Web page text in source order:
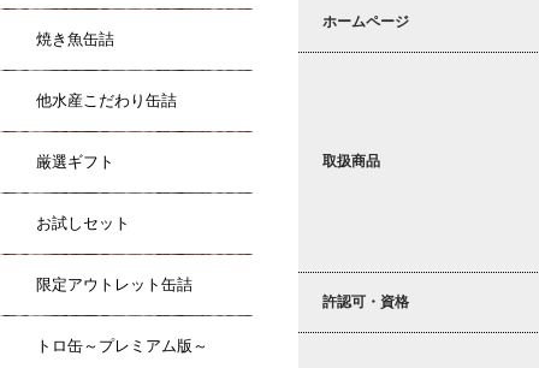
ホームページ
取扱商品
許認可・資格
焼き魚缶詰
他水産こだわり缶詰
厳選ギフト
お試しセット
限定アウトレット缶詰
トロ缶～プレミアム版～